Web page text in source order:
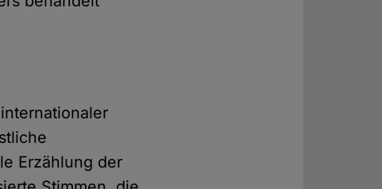
Erzählung der